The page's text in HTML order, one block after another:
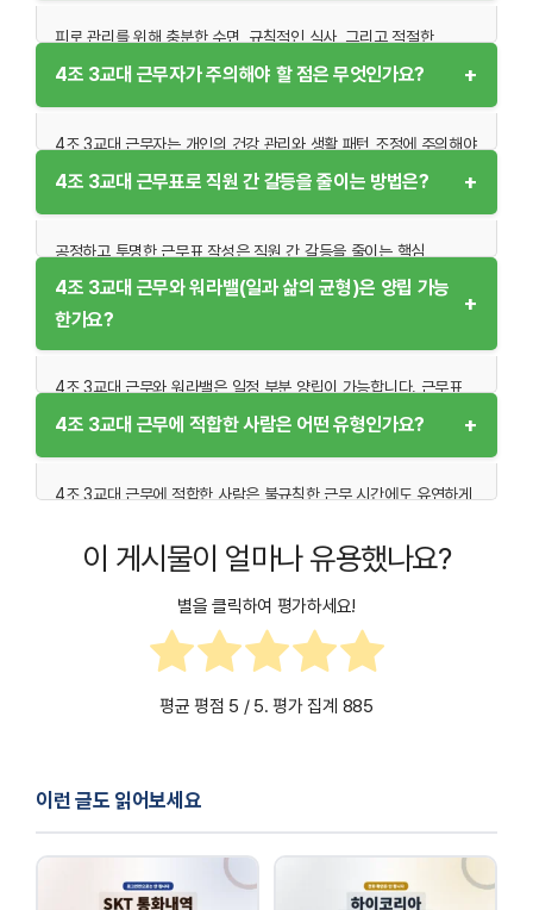
필요합니다. 또한, 근무자가 스케줄에 적응할 수 있도록 충분한
피로 관리를 위해 충분한 수면, 규칙적인 식사, 그리고 적절한
운동이 필수적입니다. 특히 야간 근무자는 낮 시간 동안의 수면
환경을 개선하고, 빛과 소음을 차단할 수 있는 환경을 조성하는 것이
제공하거나 피로 회복을 돕는 상담 서비스 등을 지원할 수 있습니다.
4조 3교대 근무자가 주의해야 할 점은 무엇인가요? +
4조 3교대 근무자는 개인의 건강 관리와 생활 패턴 조정에 주의해야
합니다. 야간 근무로 인한 피로와 스트레스를 관리하기 위해 수면
위생을 철저히 지키고, 규칙적인 운동을 통해 체력을 유지해야
높이는 것이 중요합니다. 가족 및 사회적 관계를 유지하기 위한 시간
관리도 필요합니다.
4조 3교대 근무표로 직원 간 갈등을 줄이는 방법은? +
공정하고 투명한 근무표 작성은 직원 간 갈등을 줄이는 핵심
요소입니다. 근무자 간에 선호 근무 시간이 다를 경우, 적절한
타협과 협의를 통해 근무표를 조정해야 합니다. 또한, 근무 스케줄을
주기적으로 검토하고 직원들의 피드백을 반영하면 더욱 공정한
환경을 조성할 수 있습니다.
4조 3교대 근무와 워라밸(일과 삶의 균형)은 양립 가능
한가요?
+
4조 3교대 근무와 워라밸은 일정 부분 양립이 가능합니다. 근무표
작성 시 근무와 휴식의 균형을 고려하고, 주기적인 휴가를 통해
직원들이 재충전할 수 있는 시간을 제공하면 워라밸을 유지할 수
차원의 배려와 지원이 필요합니다.
4조 3교대 근무에 적합한 사람은 어떤 유형인가요? +
4조 3교대 근무에 적합한 사람은 불규칙한 근무 시간에도 유연하게
능력이 뛰어난 사람, 긍정적이고 적극적으로 새로운 환경에 적응할
수 있는 사람도 이 근무 형태에 잘 맞습니다. 특히, 책임감이 강하고
팀워크를 중시하는 태도를 가진 사람은 4조 3교대 근무 환경에서
높은 성과를 낼 가능성이 높습니다.
이 게시물이 얼마나 유용했나요?
별을 클릭하여 평가하세요!
평균 평점 5 / 5. 평가 집계 885
이런 글도 읽어보세요